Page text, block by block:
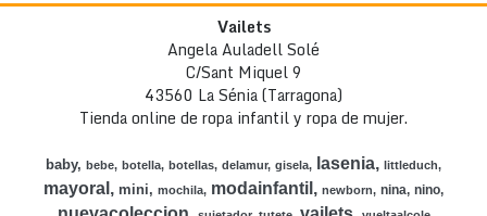
Vailets
Angela Auladell Solé
C/Sant Miquel 9
43560 La Sénia (Tarragona)
Tienda online de ropa infantil y ropa de mujer.
baby bebe botella botellas delamur gisela lasenia littleduch
mayoral mini mochila modainfantil newborn nina nino